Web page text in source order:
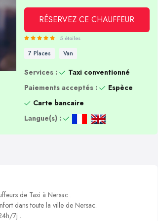
RÉSERVEZ CE CHAUFFEUR
5 étoiles
7 Places Van
Services :
Taxi conventionné
Paiements acceptés :
Espèce
Carte bancaire
Langue(s) :
de Taxi à Nersac .
dans toute la ville de Nersac.
7j .